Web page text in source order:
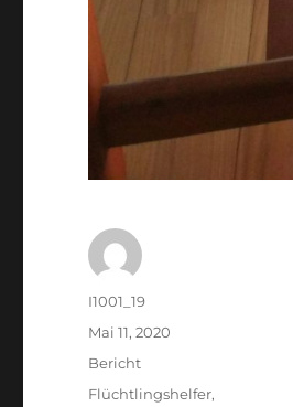
Autor
I1001_19
Veröffentlicht
am
Mai 11, 2020
Kategorien
Bericht
Schlagwörter
Flüchtlingshelfer,